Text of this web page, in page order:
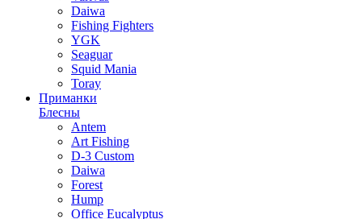
Daiwa
Fishing Fighters
YGK
Seaguar
Squid Mania
Toray
Приманки
Блесны
Antem
Art Fishing
D-3 Custom
Daiwa
Forest
Hump
Office Eucalyptus